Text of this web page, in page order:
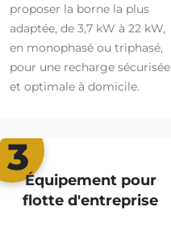
proposer la borne la plus
adaptée, de 3,7 kW à 22 kW,
en monophasé ou triphasé,
pour une recharge sécurisée
et optimale à domicile.
3
Équipement pour
flotte d'entreprise